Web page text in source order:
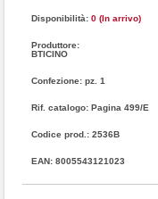
Disponibilità: 0 (In arrivo)
Produttore:
BTICINO
Confezione: pz. 1
Rif. catalogo: Pagina 499/E
Codice prod.: 2536B
EAN: 8005543121023